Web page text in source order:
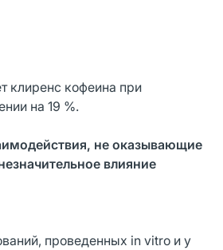
клиренс кофеина при
на 19 %.
не оказывающие
влияние
проведенных in vitro и у